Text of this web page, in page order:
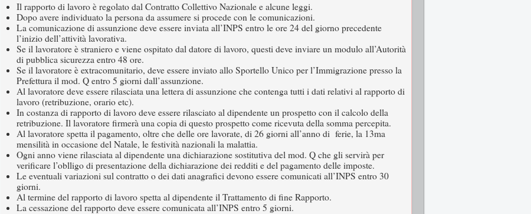
Il rapporto di lavoro è regolato dal Contratto Collettivo Nazionale e alcune leggi.
Dopo avere individuato la persona da assumere si procede con le comunicazioni.
La comunicazione di assunzione deve essere inviata all’INPS entro le ore 24 del giorno precedente
l’inizio dell’attività lavorativa.
Se il lavoratore è straniero e viene ospitato dal datore di lavoro, questi deve inviare un modulo all’Autorità
di pubblica sicurezza entro 48 ore.
Se il lavoratore è extracomunitario, deve essere inviato allo Sportello Unico per l’Immigrazione presso la
Prefettura il mod. Q entro 5 giorni dall’assunzione.
Al lavoratore deve essere rilasciata una lettera di assunzione che contenga tutti i dati relativi al rapporto di
lavoro (retribuzione, orario etc).
In costanza di rapporto di lavoro deve essere rilasciato al dipendente un prospetto con il calcolo della
retribuzione. Il lavoratore firmerà una copia di questo prospetto come ricevuta della somma percepita.
Al lavoratore spetta il pagamento, oltre che delle ore lavorate, di 26 giorni all’anno di ferie, la 13ma
mensilità in occasione del Natale, le festività nazionali la malattia.
Ogni anno viene rilasciata al dipendente una dichiarazione sostitutiva del mod. Q che gli servirà per
verificare l’oblligo di presentazione della dichiarazione dei redditi e del pagamento delle imposte.
Le eventuali variazioni sul contratto o dei dati anagrafici devono essere comunicati all’INPS entro 30
giorni.
Al termine del rapporto di lavoro spetta al dipendente il Trattamento di fine Rapporto.
La cessazione del rapporto deve essere comunicata all’INPS entro 5 giorni.